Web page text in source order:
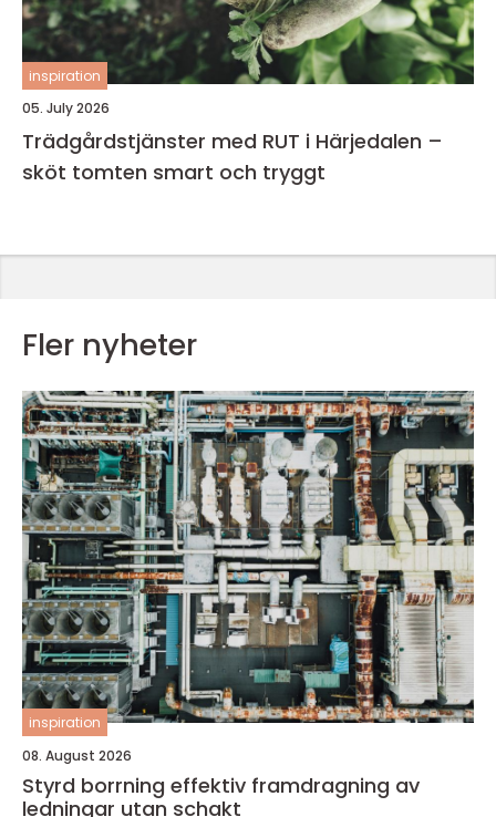
inspiration
05. July 2026
Trädgårdstjänster med RUT i Härjedalen –
sköt tomten smart och tryggt
Fler nyheter
inspiration
08. August 2026
Styrd borrning effektiv framdragning av
ledningar utan schakt